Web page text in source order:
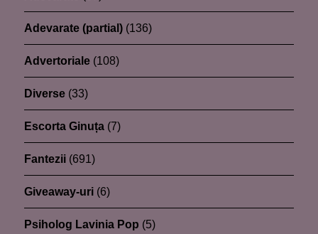
Adevarate (partial) (136)
Advertoriale (108)
Diverse (33)
Escorta Ginuța (7)
Fantezii (691)
Giveaway-uri (6)
Psiholog Lavinia Pop (5)